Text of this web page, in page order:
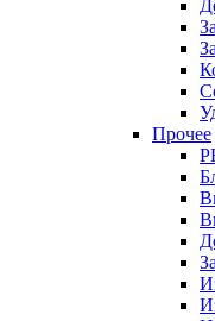
Прочее